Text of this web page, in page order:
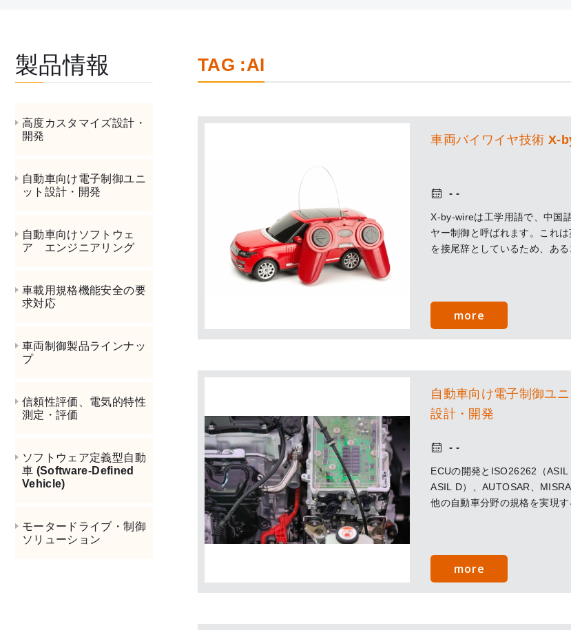
製品情報
高度カスタマイズ設計・
開発
自動車向け電子制御ユニ
ット設計・開発
自動車向けソフトウェ
ア エンジニアリング
車載用規格機能安全の要
求対応
車両制御製品ラインナッ
プ
信頼性評価、電気的特性
測定・評価
ソフトウェア定義型自動
車 (Software-Defined
Vehicle)
モータードライブ・制御
ソリューション
TAG :AI
車両バイワイヤ技術 X-
X-by-wireは工学用語で、中国
ヤー制御と呼ばれます。これ
を接尾辞としているため、あ
more
自動車向け電子制御ユ
設計・開発
ECUの開発とISO26262（
ASIL D）、AUTOSAR、
他の自動車分野の規格を実現す
UDS、ブートローダー、OBD -
ど）などの再利用可能なモジュ
more